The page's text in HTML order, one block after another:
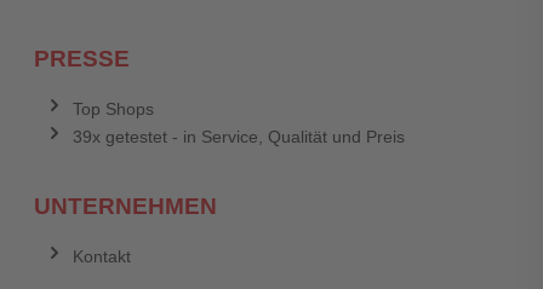
PRESSE
Top Shops
39x getestet - in Service, Qualität und Preis
UNTERNEHMEN
Kontakt